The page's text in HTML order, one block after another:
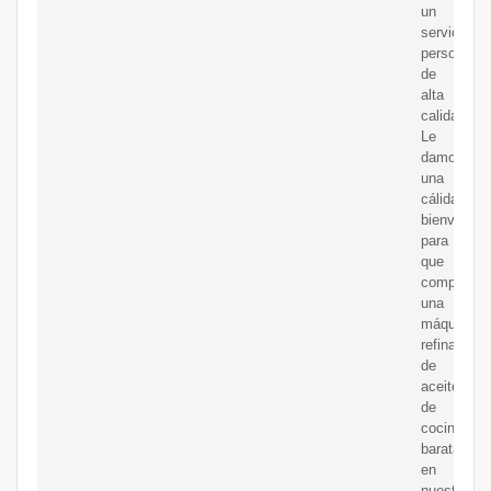
un
servicio
de
alta
calidad.
Le
damos
una
cálida
bienvenida
para
que
compre
una
máquina
refinadora
de
aceite
de
cocina
barata
en